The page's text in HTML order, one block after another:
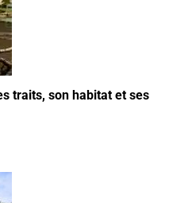
traits, son habitat et ses